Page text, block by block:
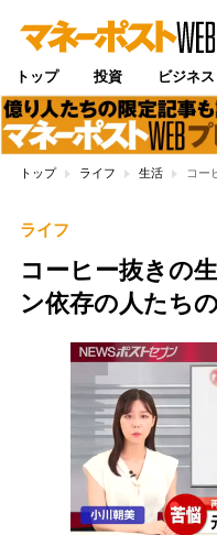
トップ 投資 ビジネス
トップ ライフ 生活 コー
ライフ
コーヒー抜きの
ン依存の人たち